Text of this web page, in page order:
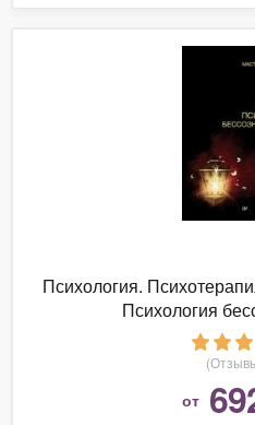
Психология.
Психология
от